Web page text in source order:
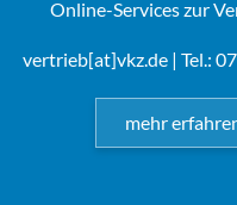
Online-Services zur
vertrieb[at]vkz.de| Tel.:
mehr